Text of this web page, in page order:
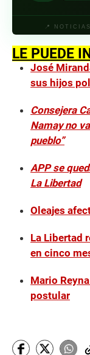
📍
LE PUEDE
José
sus hijos
Consejera
Namay no
pueblo”
APP se
La Libertad
Oleajes
La Libertad
en cinco
Mario
postular